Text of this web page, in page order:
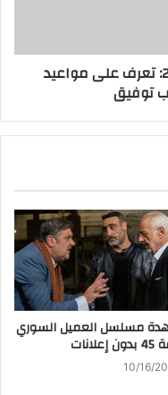
جدول حفلات إيهاب توفيق 2025: تعرف على مواعيد
توفيق
مسلسل العميل السوري
10/16/